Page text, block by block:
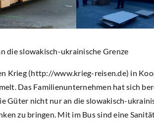
die slowakisch-ukrainische Grenze
Krieg (http://www.krieg-reisen.de) in
Das Familienunternehmen hat sich
Güter nicht nur an die slowakisch-
zu bringen. Mit im Bus sind eine